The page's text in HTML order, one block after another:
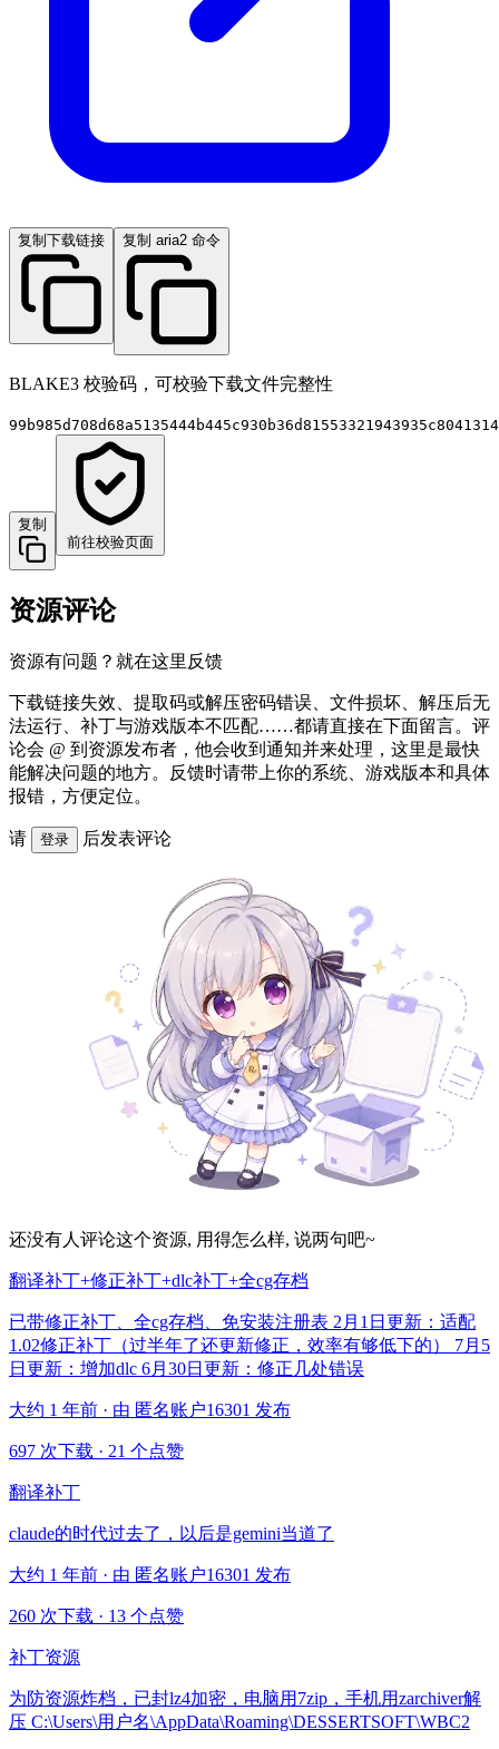
复制下载链接 复制 aria2 命令
BLAKE3 校验码，可校验下载文件完整性
复制
前往校验页面
资源评论
资源有问题？就在这里反馈
下载链接失效、提取码或解压密码错误、文件损坏、解压后无
法运行、补丁与游戏版本不匹配……都请直接在下面留言。评
论会 @ 到资源发布者，他会收到通知并来处理，这里是最快
能解决问题的地方。反馈时请带上你的系统、游戏版本和具体
报错，方便定位。
请 登录 后发表评论
还没有人评论这个资源, 用得怎么样, 说两句吧~
翻译补丁+修正补丁+dlc补丁+全cg存档
已带修正补丁、全cg存档、免安装注册表 2月1日更新：适配
1.02修正补丁（过半年了还更新修正，效率有够低下的） 7月5
日更新：增加dlc 6月30日更新：修正几处错误
大约 1 年前 · 由 匿名账户16301 发布
697 次下载 · 21 个点赞
翻译补丁
claude的时代过去了，以后是gemini当道了
大约 1 年前 · 由 匿名账户16301 发布
260 次下载 · 13 个点赞
补丁资源
为防资源炸档，已封lz4加密，电脑用7zip，手机用zarchiver解
压 C:\Users\用户名\AppData\Roaming\DESSERTSOFT\WBC2